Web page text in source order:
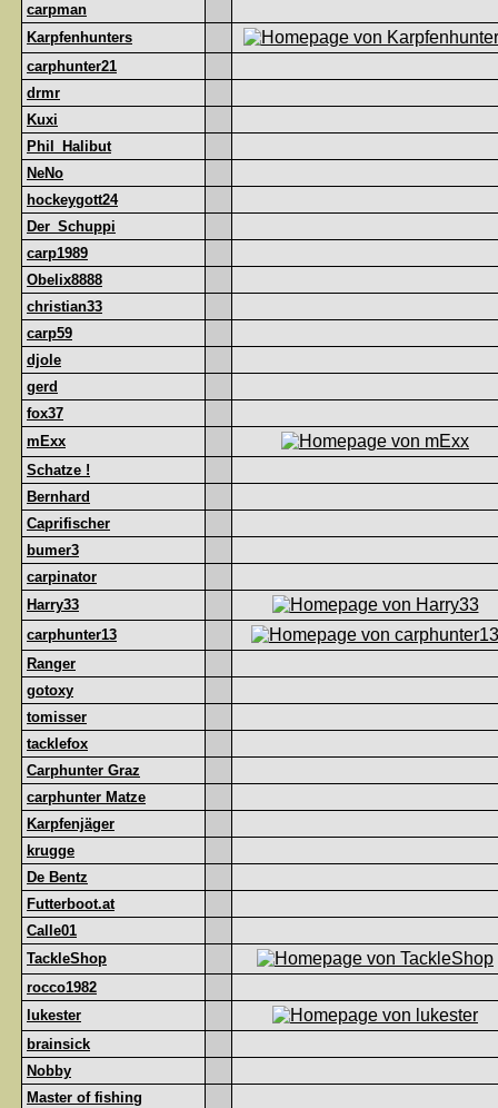
carpman
Karpfenhunters
carphunter21
drmr
Kuxi
Phil_Halibut
NeNo
hockeygott24
Der_Schuppi
carp1989
Obelix8888
christian33
carp59
djole
gerd
fox37
mExx
Schatze !
Bernhard
Caprifischer
bumer3
carpinator
Harry33
carphunter13
Ranger
gotoxy
tomisser
tacklefox
Carphunter Graz
carphunter Matze
Karpfenjäger
krugge
De Bentz
Futterboot.at
Calle01
TackleShop
rocco1982
lukester
brainsick
Nobby
Master of fishing